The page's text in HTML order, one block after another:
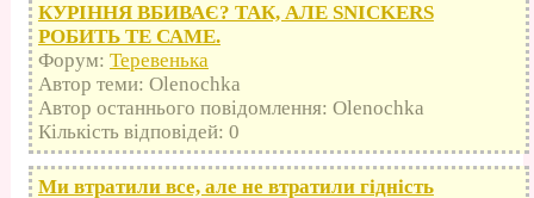
КУРІННЯ ВБИВАЄ? ТАК, АЛЕ SNICKERS
РОБИТЬ ТЕ САМЕ.
Форум: Теревенька
Автор теми: Olenochka
Автор останнього повідомлення: Olenochka
Кількість відповідей: 0
Ми втратили все, але не втратили гідність